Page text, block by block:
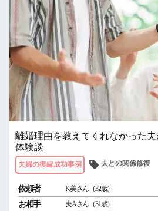
離婚理由を教えてくれなかった
体験談
夫婦の復縁成功事例 夫との関係修復
依頼者 K美さん（32歳）
お相手 夫Aさん（31歳）